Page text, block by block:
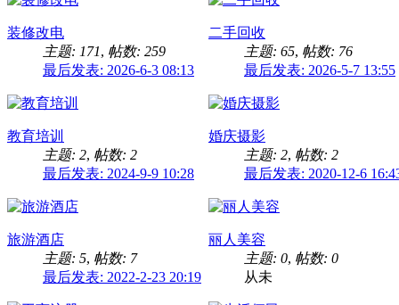
装修改电
主题: 171, 帖数: 259
最后发表: 2026-6-3 08:13
二手回收
主题: 65, 帖数: 76
最后发表: 2026-5-7 13:55
教育培训
主题: 2, 帖数: 2
最后发表: 2024-9-9 10:28
婚庆摄影
主题: 2, 帖数: 2
最后发表: 2020-12-6
旅游酒店
主题: 5, 帖数: 7
最后发表: 2022-2-23 20:19
丽人美容
主题: 0, 帖数: 0
从未